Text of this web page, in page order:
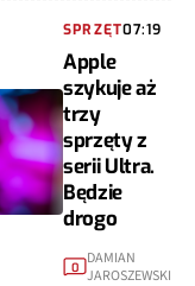
SPRZĘT07:19
Apple
szykuje aż
trzy
sprzęty z
serii Ultra.
Będzie
drogo
0
DAMIAN
JAROSZEWSKI